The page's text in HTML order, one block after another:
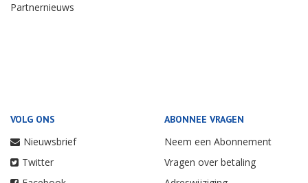
Partnernieuws
VOLG ONS
Nieuwsbrief
Twitter
ABONNEE VRAGEN
Neem een Abonnement
Vragen over betaling